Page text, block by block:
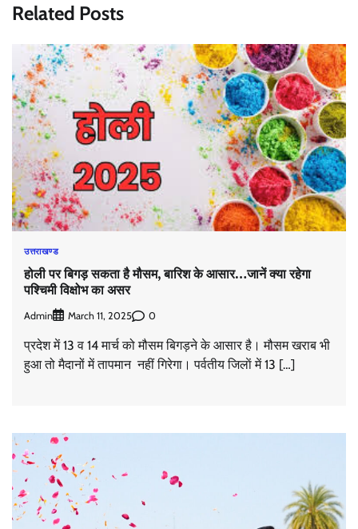
Related Posts
उत्तराखण्ड
होली पर बिगड़ सकता है मौसम, बारिश के आसार…जानें क्या रहेगा
पश्चिमी विक्षोभ का असर
Admin March 11, 2025 0
प्रदेश में 13 व 14 मार्च को मौसम बिगड़ने के आसार है। मौसम खराब भी
हुआ तो मैदानों में तापमान नहीं गिरेगा। पर्वतीय जिलाें में 13 […]